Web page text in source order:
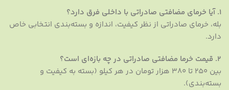
۱. آیا خرمای مضافتی صادراتی با داخلی فرق دارد؟
بله، خرمای صادراتی از نظر کیفیت، اندازه و بسته‌بندی انتخابی خاص
دارد.
۲. قیمت خرما مضافتی صادراتی در چه بازه‌ای است؟
بین ۲۵۰ تا ۳۸۰ هزار تومان در هر کیلو (بسته به کیفیت و
بسته‌بندی).